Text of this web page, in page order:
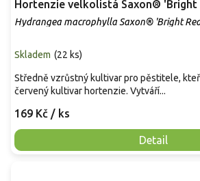
Hortenzie velkolistá Saxon® 'Bright
Hydrangea macrophylla Saxon® 'Bright
Skladem (22 ks)
169 Kč / ks
Detail
Středně vzrůstný kultivar pro pěstitele,
červený kultivar hortenzie. Vytváří...